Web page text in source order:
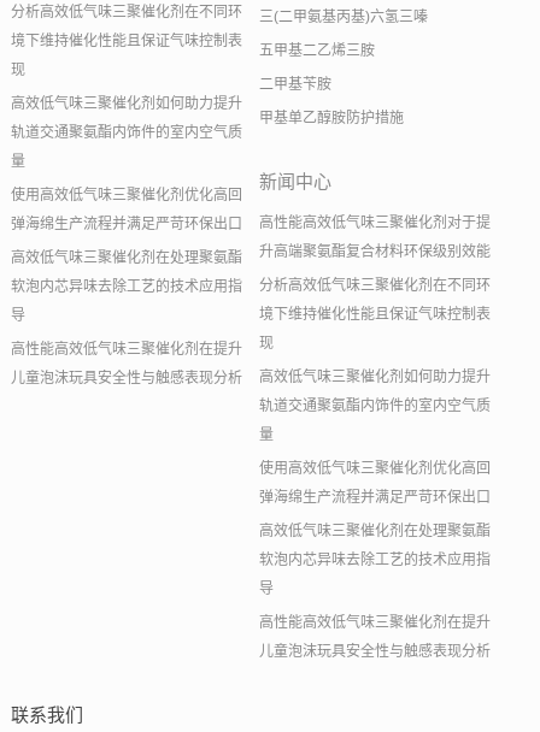
分析高效低气味三聚催化剂在不同环
境下维持催化性能且保证气味控制表
现
高效低气味三聚催化剂如何助力提升
轨道交通聚氨酯内饰件的室内空气质
量
使用高效低气味三聚催化剂优化高回
弹海绵生产流程并满足严苛环保出口
高效低气味三聚催化剂在处理聚氨酯
软泡内芯异味去除工艺的技术应用指
导
高性能高效低气味三聚催化剂在提升
儿童泡沫玩具安全性与触感表现分析
三(二甲氨基丙基)六氢三嗪
五甲基二乙烯三胺
二甲基苄胺
甲基单乙醇胺防护措施
新闻中心
高性能高效低气味三聚催化剂对于提
升高端聚氨酯复合材料环保级别效能
分析高效低气味三聚催化剂在不同环
境下维持催化性能且保证气味控制表
现
高效低气味三聚催化剂如何助力提升
轨道交通聚氨酯内饰件的室内空气质
量
使用高效低气味三聚催化剂优化高回
弹海绵生产流程并满足严苛环保出口
高效低气味三聚催化剂在处理聚氨酯
软泡内芯异味去除工艺的技术应用指
导
高性能高效低气味三聚催化剂在提升
儿童泡沫玩具安全性与触感表现分析
联系我们